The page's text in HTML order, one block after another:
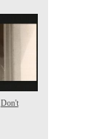
Don't